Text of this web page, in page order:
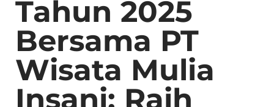
Tahun 2025
Bersama PT
Wisata Mulia
Insani: Raih